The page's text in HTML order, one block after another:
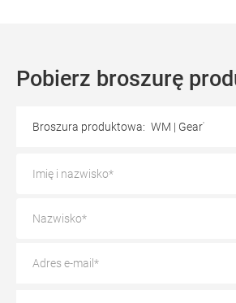
Pobierz broszurę
Broszura produktowa: WM | Gear